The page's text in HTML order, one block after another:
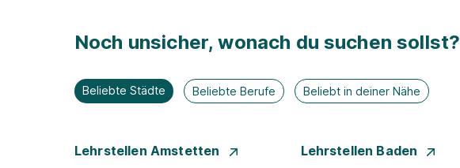
Noch unsicher, wonach du suchen sollst?
Beliebte Städte Beliebte Berufe Beliebt in deiner Nähe
Lehrstellen Amstetten Lehrstellen Baden